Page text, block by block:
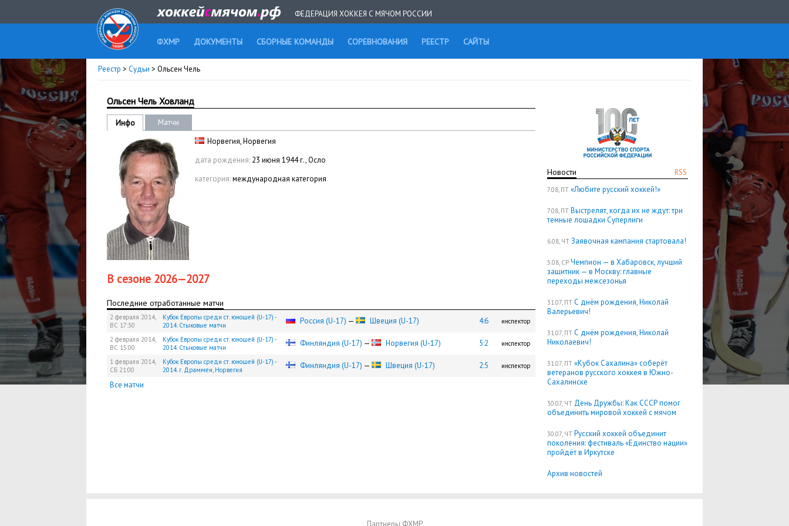
ФЕДЕРАЦИЯ ХОККЕЯ С МЯЧОМ РОССИИ
ФХМР ДОКУМЕНТЫ СБОРНЫЕ КОМАНДЫ СОРЕВНОВАНИЯ РЕЕСТР САЙТЫ
Реестр > Судьи > Ольсен Чель
RSS
Новости
7.08, ПТ «Любите русский хоккей!»
7.08, ПТ Выстрелят, когда их не ждут: три
темные лошадки Суперлиги
6.08, ЧТ Заявочная кампания стартовала!
5.08, СР Чемпион — в Хабаровск, лучший
защитник — в Москву: главные
переходы межсезонья
31.07, ПТ С днём рождения, Николай
Валерьевич!
31.07, ПТ С днём рождения, Николай
Николаевич!
31.07, ПТ «Кубок Сахалина» соберёт
ветеранов русского хоккея в Южно-
Сахалинске
30.07, ЧТ День Дружбы: Как СССР помог
объединить мировой хоккей с мячом
30.07, ЧТ Русский хоккей объединит
поколения: фестиваль «Единство нации»
пройдёт в Иркутске
Архив новостей
Ольсен Чель Ховланд
Инфо
Матчи
Норвегия, Норвегия
дата рождения: 23 июня 1944 г., Осло
категория:международная категория
В сезоне 2026—2027
Последние отработанные матчи
2 февраля 2014,
ВС 17:30
Кубок Европы среди ст. юношей (U-17) -
2014. Стыковые матчи
Россия (U-17) — Швеция (U-17) 4:6 инспектор
2 февраля 2014,
ВС 15:00
Кубок Европы среди ст. юношей (U-17) -
2014. Стыковые матчи
Финляндия (U-17) — Норвегия (U-17) 5:2 инспектор
1 февраля 2014,
СБ 21:00
Кубок Европы среди ст. юношей (U-17) -
2014. г. Драммен, Норвегия
Финляндия (U-17) — Швеция (U-17) 2:5 инспектор
Все матчи
Партнеры ФХМР